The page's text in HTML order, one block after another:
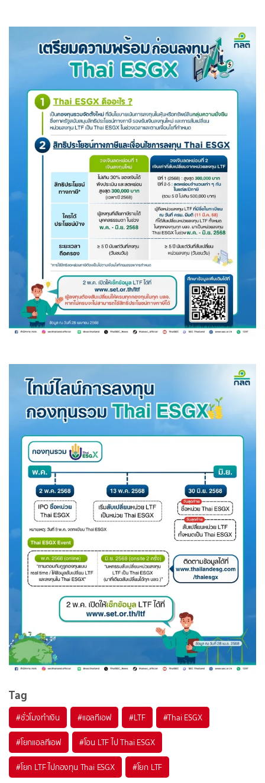
Tag
#ชั่วโมงทำเงิน #แอลทีเอฟ #LTF #Thai ESGX
#โยกแอลทีเอฟ #โอน LTF ไป Thai ESGX
#โยก LTF ไปกองทุน Thai ESGX #โยก LTF